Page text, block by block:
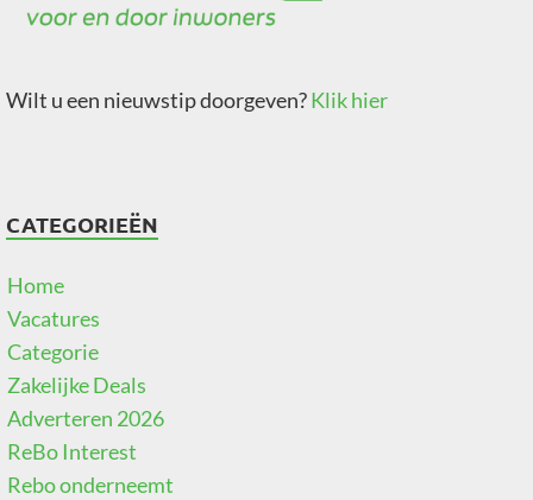
Wilt u een nieuwstip doorgeven?Klik hier
CATEGORIEËN
Home
Vacatures
Categorie
Zakelijke Deals
Adverteren 2026
ReBo Interest
Rebo onderneemt